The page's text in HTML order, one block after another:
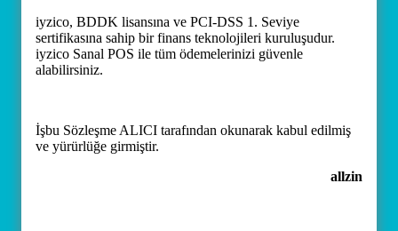
iyzico, BDDK lisansına ve PCI-DSS 1. Seviye
sertifikasına sahip bir finans teknolojileri kuruluşudur.
iyzico Sanal POS ile tüm ödemelerinizi güvenle
alabilirsiniz.
İşbu Sözleşme ALICI tarafından okunarak kabul edilmiş
ve yürürlüğe girmiştir.
allzin